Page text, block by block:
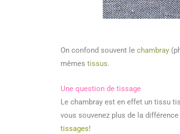
On confond souvent le chambray
mêmes tissus.
Une question de tissage
Le chambray est en effet un tissu
vous souvenez plus de la
tissages!